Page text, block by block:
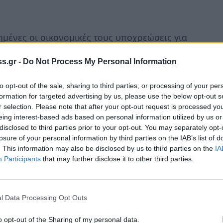
- Do Not Process My Personal Information
opt-out of the sale, sharing to third parties, or processing of your
for targeted advertising by us, please use the below opt-out
selection. Please note that after your opt-out request is processed
interest-based ads based on personal information utilized by us
to third parties prior to your opt-out. You may separately
of your personal information by third parties on the IAB’s list of
This information may also be disclosed by us to third parties on the
Participants that may further disclose it to other third parties.
Data Processing Opt Outs
opt-out of the Sharing of my personal data.
οι οικονομικές τους υποχρεώσεις για
και είναι οικονομικά
των εκλογών ( 27/03/2011)
και ετήσιας συνδρομής (2011).
τους καταβάλλοντας την συνδρομή τους
ταυτότητα τους ή δίπλωμα ή διαβατήριο
επιτροπή.
6978992511 ( Ζαχαρόπουλος Σπύρος)